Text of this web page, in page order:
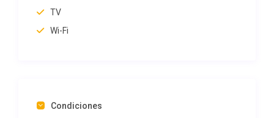
TV
Wi-Fi
Condiciones